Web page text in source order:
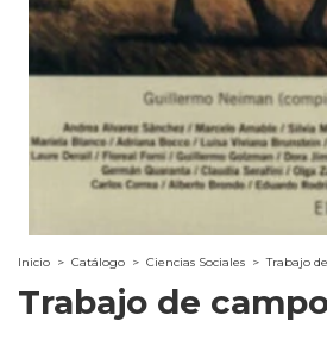
Inicio > Catálogo > Ciencias Sociales > Trabajo
Trabajo de